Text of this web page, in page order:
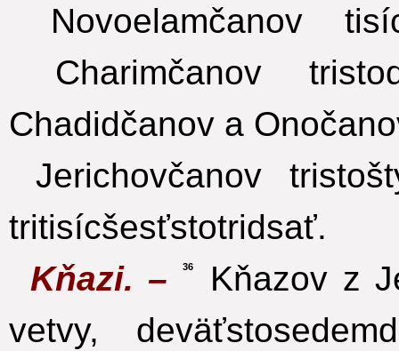
Novoelamčanov
Charimčanov
Chadidčanov a
Jerichovčanov
tritisícšesťstotridsať.
Kňazi. –
36
Kňazov z
vetvy,